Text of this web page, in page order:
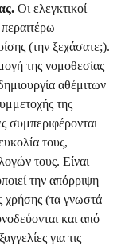
Οι ελεγκτικοί
(την ξεχάσατε;).
της νομοθεσίας
αθέμιτων
της
συμπεριφέρονται
τους,
τους. Είναι
την απόρριψη
χρήσης (τα γνωστά
και από
για τις